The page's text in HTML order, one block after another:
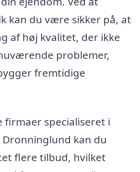
kan du være sikker på, at
af høj kvalitet, der ikke
problemer,
fremtidige
firmaer specialiseret i
kan du
flere tilbud, hvilket